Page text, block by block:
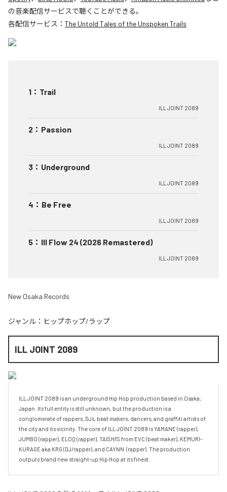
の音楽配信サービスで聴くことができる。
各配信サービス： The Untold Tales of the Unspoken Trails
1 ： Trail
ILL JOINT 2089
2 ： Passion
ILL JOINT 2089
3 ： Underground
ILL JOINT 2089
4 ： Be Free
ILL JOINT 2089
5 ： Ill Flow 24 (2026 Remastered)
ILL JOINT 2089
New Osaka Records
ジャンル： ヒップホップ/ラップ
ILL JOINT 2089
ILL JOINT 2089 is an underground Hip Hop production based in Osaka,
Japan. Its full entity is still unknown, but the production is a
conglomerate of rappers, DJs, beat makers, dancers, and graffiti artists of
the city and its vicinity. The core of ILL JOINT 2089 is YAMANE (rapper),
JUMBO (rapper), ELOQ (rapper), TAISHI'S from EVC (beat maker), KEMURI-
KURAGE aka KRG (DJ/rapper), and CAYNN  (rapper). The production
outputs brand new straight-up Hip Hop at its finest.